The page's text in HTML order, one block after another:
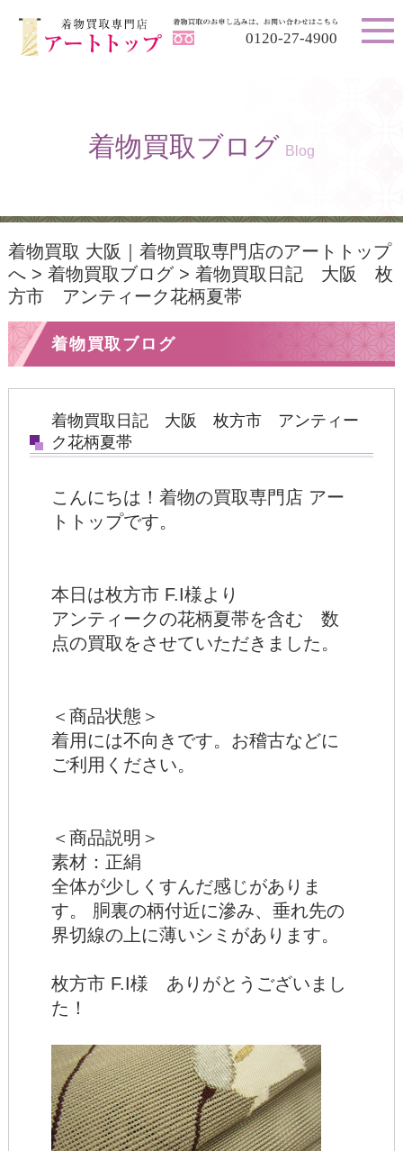
0120-27-4900
着物買取ブログ Blog
着物買取 大阪｜着物買取専門店のアートトップ
へ> 着物買取ブログ> 着物買取日記 大阪 枚
方市 アンティーク花柄夏帯
着物買取ブログ
着物買取日記 大阪 枚方市 アンティー
ク花柄夏帯
こんにちは！着物の買取専門店 アー
トトップです。
本日は枚方市 F.I様より
アンティークの花柄夏帯を含む 数
点の買取をさせていただきました。
＜商品状態＞
着用には不向きです。お稽古などに
ご利用ください。
＜商品説明＞
素材：正絹
全体が少しくすんだ感じがありま
す。 胴裏の柄付近に滲み、垂れ先の
界切線の上に薄いシミがあります。
枚方市 F.I様 ありがとうございまし
た！